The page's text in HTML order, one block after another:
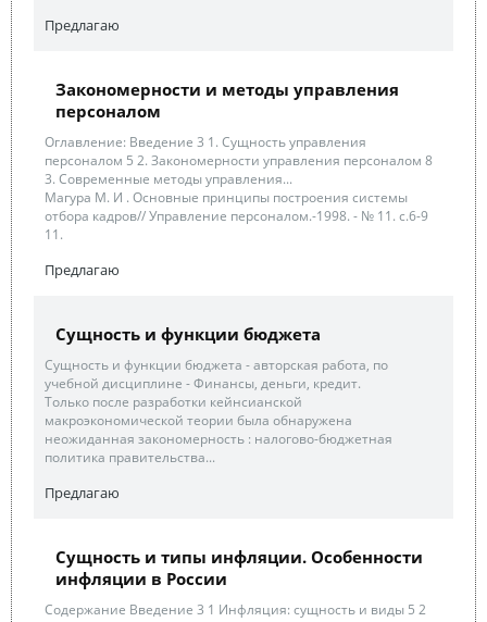
Предлагаю
Закономерности и методы управления
персоналом
Оглавление: Введение 3 1. Сущность управления
персоналом 5 2. Закономерности управления персоналом 8
3. Современные методы управления...
Магура М. И . Основные принципы построения системы
отбора кадров// Управление персоналом.-1998. - № 11. с.6-9
11.
Предлагаю
Сущность и функции бюджета
Сущность и функции бюджета - авторская работа, по
учебной дисциплине - Финансы, деньги, кредит.
Только после разработки кейнсианской
макроэкономической теории была обнаружена
неожиданная закономерность : налогово-бюджетная
политика правительства...
Предлагаю
Сущность и типы инфляции. Особенности
инфляции в России
Содержание Введение 3 1 Инфляция: сущность и виды 5 2